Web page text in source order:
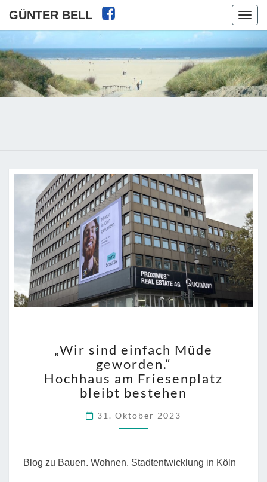
GÜNTER BELL
SIND
EINFACH
MÜDE
GEWORDEN.“
AM
FRIESENPLATZ
„Wir sind einfach Müde
geworden.“
Hochhaus am Friesenplatz
bleibt bestehen
31. Oktober 2023
Blog zu Bauen. Wohnen. Stadtentwicklung in Köln